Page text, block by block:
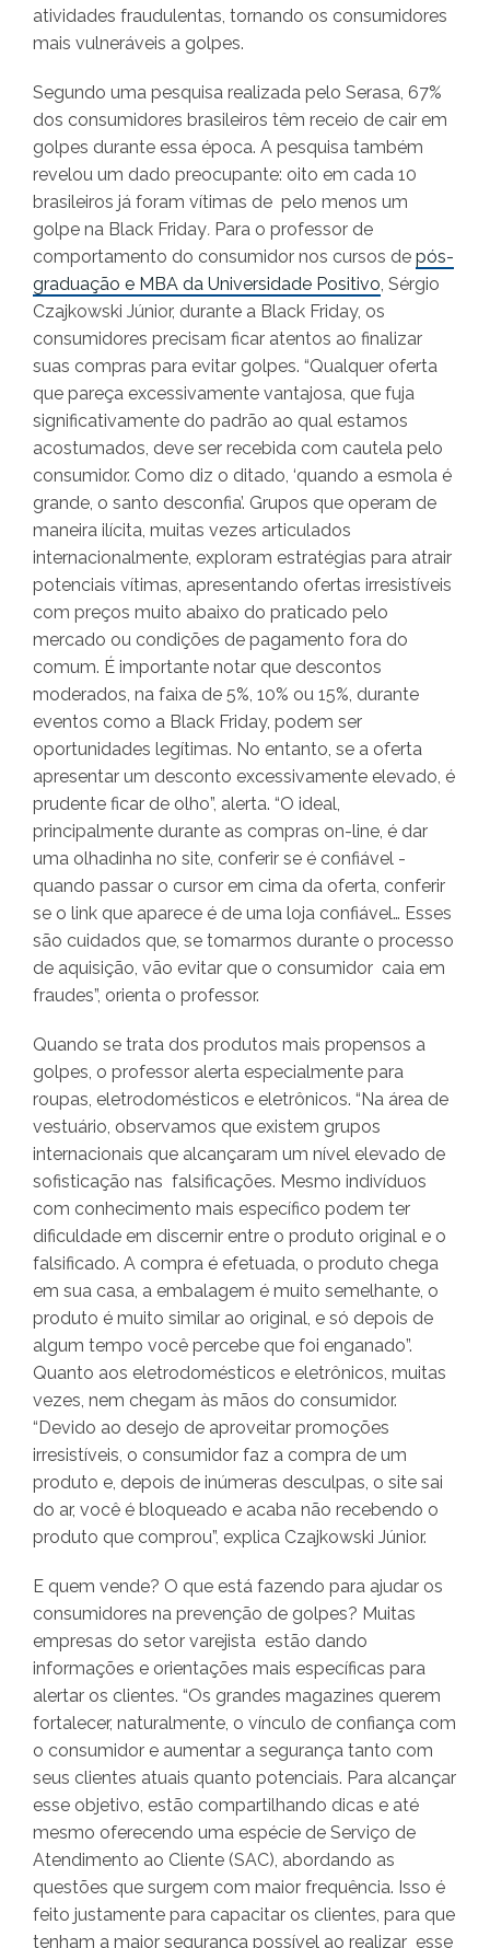
atividades fraudulentas, tornando os consumidores
mais vulneráveis a golpes.
Segundo uma pesquisa realizada pelo Serasa, 67%
dos consumidores brasileiros têm receio de cair em
golpes durante essa época. A pesquisa também
revelou um dado preocupante: oito em cada 10
brasileiros já foram vítimas de pelo menos um
golpe na Black Friday. Para o professor de
comportamento do consumidor nos cursos de pós-
graduação e MBA da Universidade Positivo , Sérgio
Czajkowski Júnior, durante a Black Friday, os
consumidores precisam ficar atentos ao finalizar
suas compras para evitar golpes. “Qualquer oferta
que pareça excessivamente vantajosa, que fuja
significativamente do padrão ao qual estamos
acostumados, deve ser recebida com cautela pelo
consumidor. Como diz o ditado, ‘quando a esmola é
grande, o santo desconfia’. Grupos que operam de
maneira ilícita, muitas vezes articulados
internacionalmente, exploram estratégias para atrair
potenciais vítimas, apresentando ofertas irresistíveis
com preços muito abaixo do praticado pelo
mercado ou condições de pagamento fora do
comum. É importante notar que descontos
moderados, na faixa de 5%, 10% ou 15%, durante
eventos como a Black Friday, podem ser
oportunidades legítimas. No entanto, se a oferta
apresentar um desconto excessivamente elevado, é
prudente ficar de olho”, alerta. “O ideal,
principalmente durante as compras on-line, é dar
uma olhadinha no site, conferir se é confiável -
quando passar o cursor em cima da oferta, conferir
se o link que aparece é de uma loja confiável… Esses
são cuidados que, se tomarmos durante o processo
de aquisição, vão evitar que o consumidor caia em
fraudes”, orienta o professor.
Quando se trata dos produtos mais propensos a
golpes, o professor alerta especialmente para
roupas, eletrodomésticos e eletrônicos. “Na área de
vestuário, observamos que existem grupos
internacionais que alcançaram um nível elevado de
sofisticação nas falsificações. Mesmo indivíduos
com conhecimento mais específico podem ter
dificuldade em discernir entre o produto original e o
falsificado. A compra é efetuada, o produto chega
em sua casa, a embalagem é muito semelhante, o
produto é muito similar ao original, e só depois de
algum tempo você percebe que foi enganado”.
Quanto aos eletrodomésticos e eletrônicos, muitas
vezes, nem chegam às mãos do consumidor.
“Devido ao desejo de aproveitar promoções
irresistíveis, o consumidor faz a compra de um
produto e, depois de inúmeras desculpas, o site sai
do ar, você é bloqueado e acaba não recebendo o
produto que comprou”, explica Czajkowski Júnior.
E quem vende? O que está fazendo para ajudar os
consumidores na prevenção de golpes? Muitas
empresas do setor varejista estão dando
informações e orientações mais específicas para
alertar os clientes. “Os grandes magazines querem
fortalecer, naturalmente, o vínculo de confiança com
o consumidor e aumentar a segurança tanto com
seus clientes atuais quanto potenciais. Para alcançar
esse objetivo, estão compartilhando dicas e até
mesmo oferecendo uma espécie de Serviço de
Atendimento ao Cliente (SAC), abordando as
questões que surgem com maior frequência. Isso é
feito justamente para capacitar os clientes, para que
tenham a maior segurança possível ao realizar esse